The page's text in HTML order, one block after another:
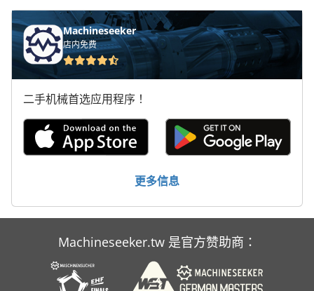
洗车
车削工具
车削装置
车间起重机
Machineseeker
店内免费
二手机械首选应用程序！
更多信息
Machineseeker.tw 是官方赞助商：